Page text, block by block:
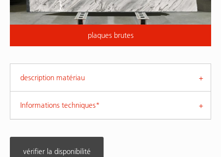
plaques brutes
description matériau
Informations techniques*
vérifier la disponibilité